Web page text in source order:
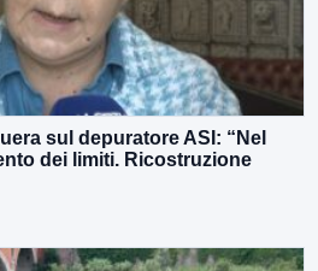
sul depuratore ASI: “Nel
dei limiti. Ricostruzione